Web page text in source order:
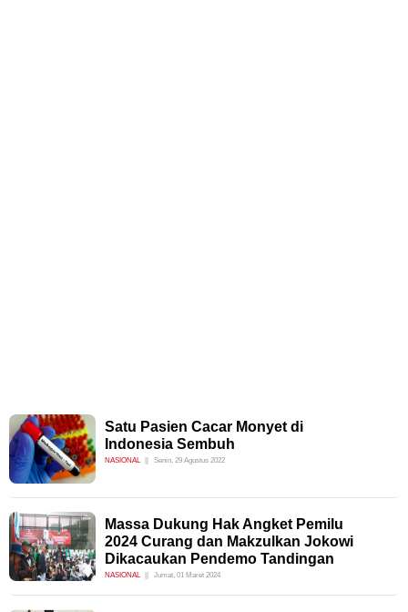
Satu Pasien Cacar Monyet di
Indonesia Sembuh
NASIONAL Senin, 29 Agustus 2022
Massa Dukung Hak Angket Pemilu
2024 Curang dan Makzulkan Jokowi
Dikacaukan Pendemo Tandingan
NASIONAL Jumat, 01 Maret 2024